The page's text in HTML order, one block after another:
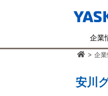
企業
> 企
安川